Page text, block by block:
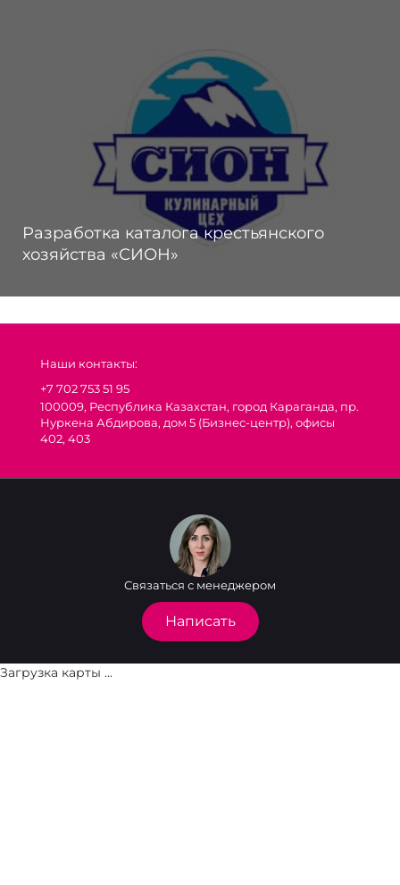
Разработка каталога крестьянского
хозяйства «СИОН»
Наши контакты:
+7 702 753 51 95
100009, Республика Казахстан, город Караганда, пр.
Нуркена Абдирова, дом 5 (Бизнес-центр), офисы
402, 403
Связаться с менеджером
Написать
Загрузка карты ...